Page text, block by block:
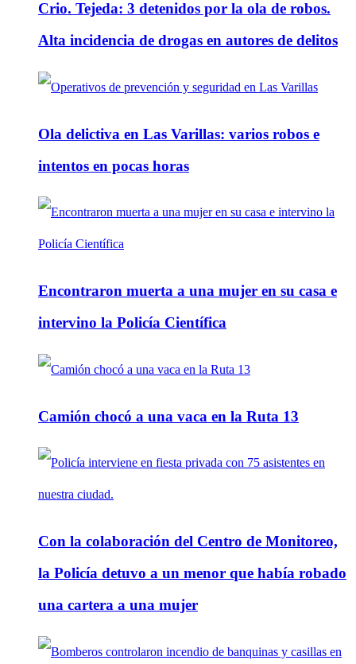
Crio. Tejeda: 3 detenidos por la ola de robos.
Alta incidencia de drogas en autores de delitos
Ola delictiva en Las Varillas: varios robos e
intentos en pocas horas
Encontraron muerta a una mujer en su casa e
intervino la Policía Científica
Camión chocó a una vaca en la Ruta 13
Con la colaboración del Centro de Monitoreo,
la Policía detuvo a un menor que había robado
una cartera a una mujer